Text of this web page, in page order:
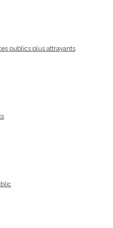
publics plus attrayants